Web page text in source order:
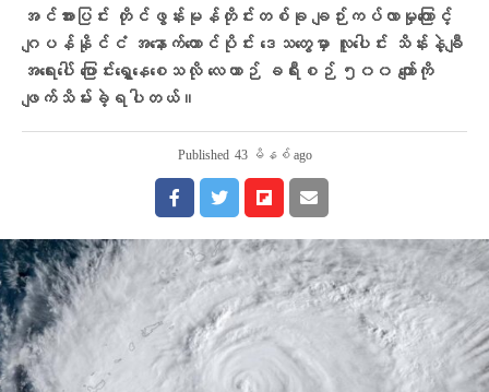
အင်အားပြင်း တိုင်ဖွန်းမုန်တိုင်းတစ်ခု ချဉ်းကပ်လာမှုကြောင့်
ဂျပန်နိုင်ငံ အနောက်တောင်ပိုင်း ဒေသတွေမှာ လူပေါင်း သိန်းနဲ့ချီ
အရေးပေါ် ပြောင်းရွှေ့နေစေသလို လေယာဉ် ခရီးစဉ် ၅၀၀ ကျော်ကို
ဖျက်သိမ်းခဲ့ရပါတယ်။
Published 43 မိနစ် ago